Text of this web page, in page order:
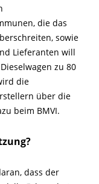
die das
sowie
Lieferanten will
zu 80
die
über die
beim BMVI.
dass der